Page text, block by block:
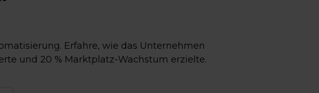
Erfahre, wie das Unternehmen
und 20 % Marktplatz-Wachstum erzielte.